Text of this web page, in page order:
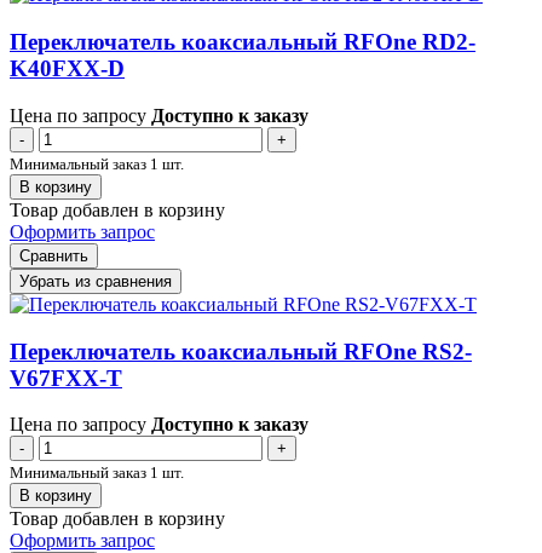
Переключатель коаксиальный RFOne RD2-
K40FXX-D
Цена по запросу Доступно к заказу
-
+
Минимальный заказ 1 шт.
В корзину
Товар добавлен в корзину
Оформить запрос
Сравнить
Убрать из сравнения
Переключатель коаксиальный RFOne RS2-
V67FXX-T
Цена по запросу Доступно к заказу
-
+
Минимальный заказ 1 шт.
В корзину
Товар добавлен в корзину
Оформить запрос